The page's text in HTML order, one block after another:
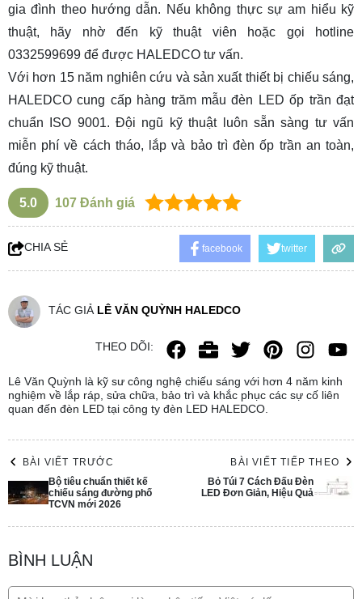
gia đình theo hướng dẫn. Nếu không thực sự am hiểu kỹ
thuật, hãy nhờ đến kỹ thuật viên hoặc gọi hotline
0332599699 để được HALEDCO tư vấn.
Với hơn 15 năm nghiên cứu và sản xuất thiết bị chiếu sáng,
HALEDCO cung cấp hàng trăm mẫu đèn LED ốp trần đạt
chuẩn ISO 9001. Đội ngũ kỹ thuật luôn sẵn sàng tư vấn
miễn phí về cách tháo, lắp và bảo trì đèn ốp trần an toàn,
đúng kỹ thuật.
5.0 107 Đánh giá
CHIA SẺ facebook twitter
TÁC GIẢ LÊ VĂN QUỲNH HALEDCO
THEO DÕI:
Lê Văn Quỳnh là kỹ sư công nghệ chiếu sáng với hơn 4 năm kinh
nghiệm về lắp ráp, sửa chữa, bảo trì và khắc phục các sự cố liên
quan đến đèn LED tại công ty đèn LED HALEDCO.
BÀI VIẾT TRƯỚC
Bộ tiêu chuẩn thiết kế
chiếu sáng đường phố
TCVN mới 2026
BÀI VIẾT TIẾP THEO
Bỏ Túi 7 Cách Đấu Đèn
LED Đơn Giản, Hiệu Quả
BÌNH LUẬN